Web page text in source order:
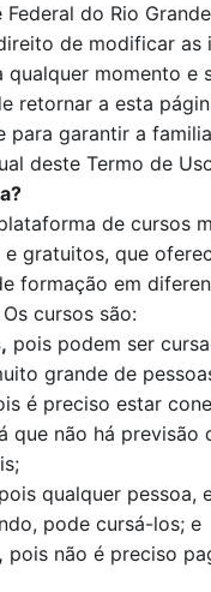
do Rio
de modificar as
qualquer momento e
retornar a esta
para garantir a
deste Termo de
de cursos
gratuitos, que
formação em
cursos são:
pois podem ser
grande de
é preciso estar
que não há previsão
pois qualquer pessoa,
pode cursá-los; e
pois não é preciso